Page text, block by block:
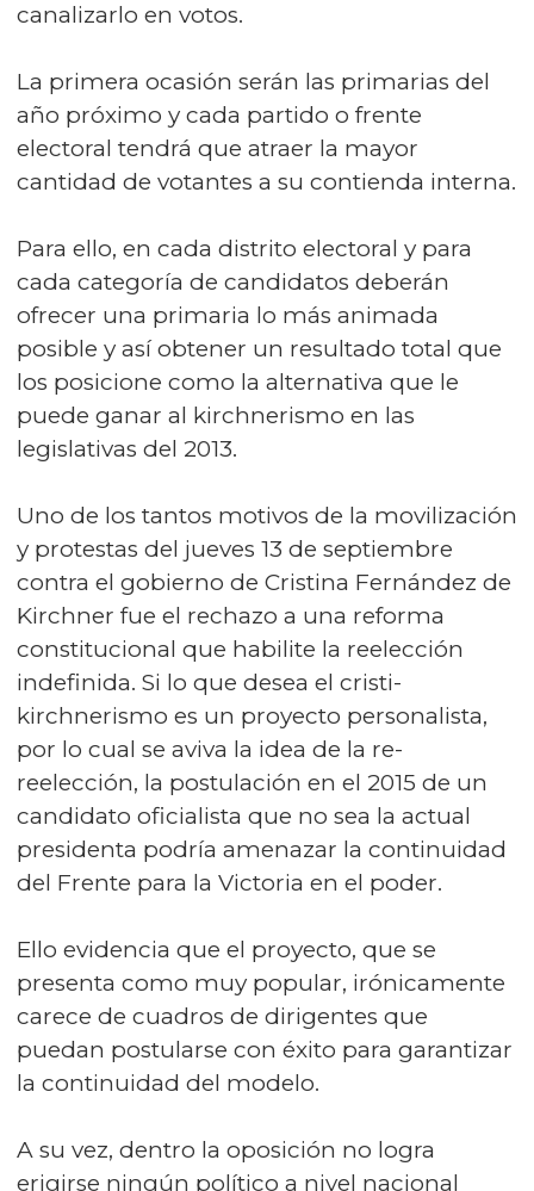
canalizarlo en votos.
La primera ocasión serán las primarias del
año próximo y cada partido o frente
electoral tendrá que atraer la mayor
cantidad de votantes a su contienda interna.
Para ello, en cada distrito electoral y para
cada categoría de candidatos deberán
ofrecer una primaria lo más animada
posible y así obtener un resultado total que
los posicione como la alternativa que le
puede ganar al kirchnerismo en las
legislativas del 2013.
Uno de los tantos motivos de la movilización
y protestas del jueves 13 de septiembre
contra el gobierno de Cristina Fernández de
Kirchner fue el rechazo a una reforma
constitucional que habilite la reelección
indefinida. Si lo que desea el cristi-
kirchnerismo es un proyecto personalista,
por lo cual se aviva la idea de la re-
reelección, la postulación en el 2015 de un
candidato oficialista que no sea la actual
presidenta podría amenazar la continuidad
del Frente para la Victoria en el poder.
Ello evidencia que el proyecto, que se
presenta como muy popular, irónicamente
carece de cuadros de dirigentes que
puedan postularse con éxito para garantizar
la continuidad del modelo.
A su vez, dentro la oposición no logra
erigirse ningún político a nivel nacional